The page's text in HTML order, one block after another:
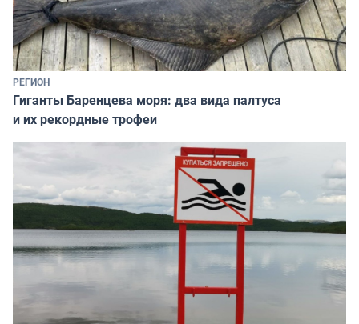
РЕГИОН
Гиганты Баренцева моря: два вида палтуса
и их рекордные трофеи